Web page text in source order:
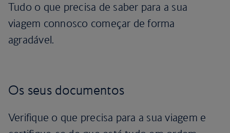
Tudo o que precisa de saber para a sua
viagem connosco começar de forma
agradável.
Os seus documentos
Verifique o que precisa para a sua viagem e